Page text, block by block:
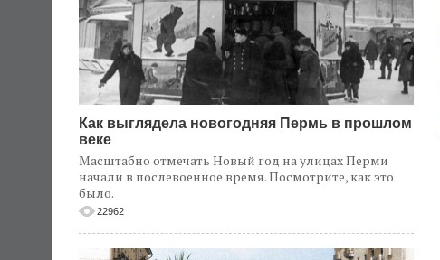
Как выглядела новогодняя Пермь в прошлом
веке
Масштабно отмечать Новый год на улицах Перми
начали в послевоенное время. Посмотрите, как это
было.
22962